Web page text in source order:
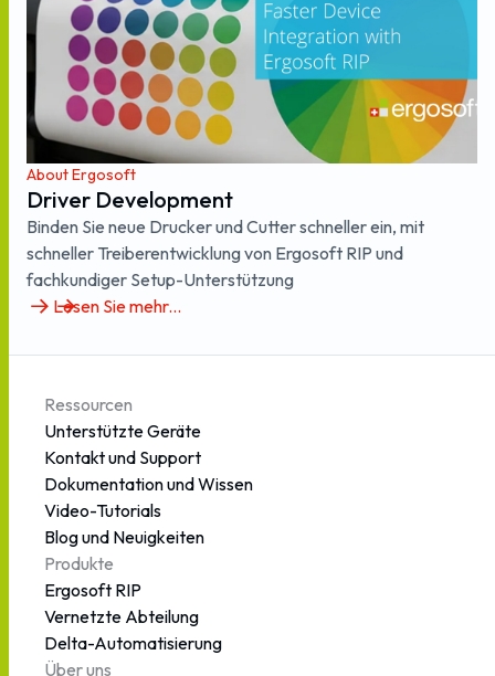
About Ergosoft
Driver Development
Binden Sie neue Drucker und Cutter schneller ein, mit
schneller Treiberentwicklung von Ergosoft RIP und
fachkundiger Setup-Unterstützung
Lesen Sie mehr...
Ressourcen
Unterstützte Geräte
Kontakt und Support
Dokumentation und Wissen
Video-Tutorials
Blog und Neuigkeiten
Produkte
Ergosoft RIP
Vernetzte Abteilung
Delta-Automatisierung
Über uns